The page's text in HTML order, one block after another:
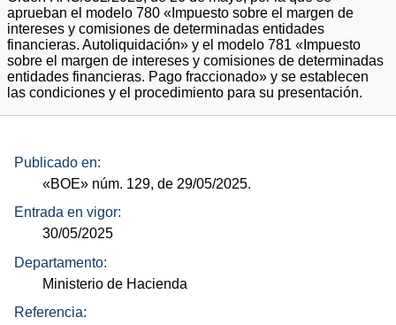
aprueban el modelo 780 «Impuesto sobre el margen de
intereses y comisiones de determinadas entidades
financieras. Autoliquidación» y el modelo 781 «Impuesto
sobre el margen de intereses y comisiones de determinadas
entidades financieras. Pago fraccionado» y se establecen
las condiciones y el procedimiento para su presentación.
Publicado en:
«BOE» núm. 129, de 29/05/2025.
Entrada en vigor:
30/05/2025
Departamento:
Ministerio de Hacienda
Referencia: